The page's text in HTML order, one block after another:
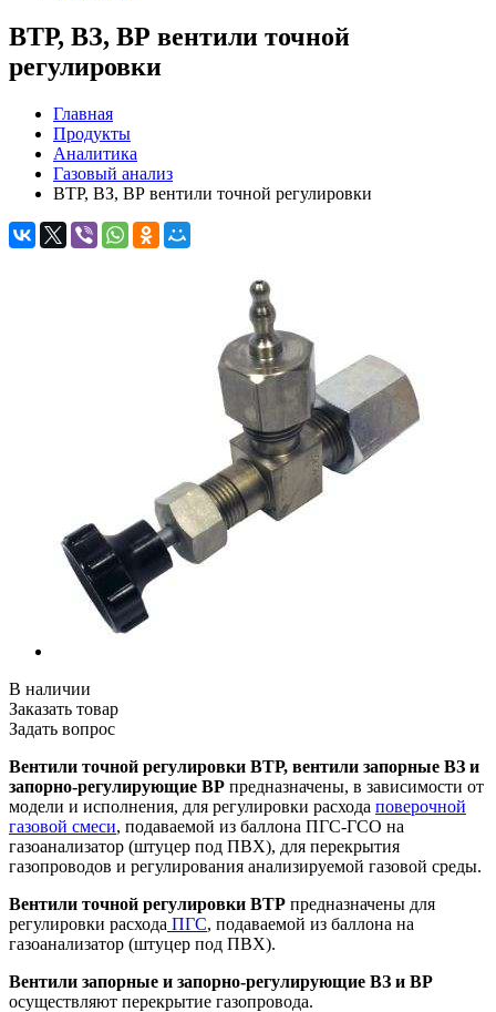
ВТР, ВЗ, ВР вентили точной
регулировки
Главная
Продукты
Аналитика
Газовый анализ
ВТР, ВЗ, ВР вентили точной регулировки
В наличии
Заказать товар
Задать вопрос
Вентили точной регулировки ВТР, вентили запорные ВЗ и
запорно-регулирующие ВР предназначены, в зависимости от
модели и исполнения, для регулировки расхода поверочной
газовой смеси, подаваемой из баллона ПГС-ГСО на
газоанализатор (штуцер под ПВХ), для перекрытия
газопроводов и регулирования анализируемой газовой среды.
Вентили точной регулировки ВТР предназначены для
регулировки расхода ПГС, подаваемой из баллона на
газоанализатор (штуцер под ПВХ).
Вентили запорные и запорно-регулирующие ВЗ и ВР
осуществляют перекрытие газопровода.